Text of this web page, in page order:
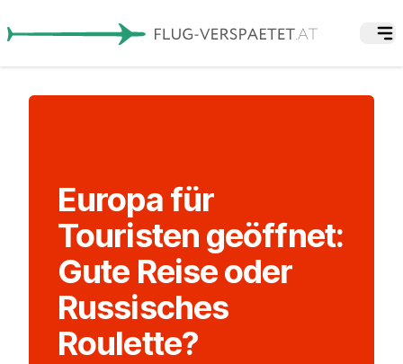
Europa für
Touristen geöffnet:
Gute Reise oder
Russisches
Roulette?